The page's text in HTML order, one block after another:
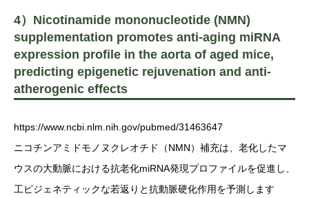
4）Nicotinamide mononucleotide (NMN)
supplementation promotes anti-aging miRNA
expression profile in the aorta of aged mice,
predicting epigenetic rejuvenation and anti-
atherogenic effects
https://www.ncbi.nlm.nih.gov/pubmed/31463647
ニコチンアミドモノヌクレオチド（NMN）補充は、老化したマ
ウスの大動脈における抗老化miRNA発現プロファイルを促進し、
工ピジェネティックな若返りと抗動脈硬化作用を予測します